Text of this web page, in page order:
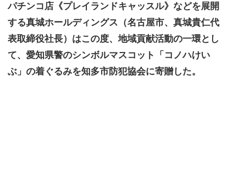
パチンコ店《プレイランドキャッスル》などを展開
する真城ホールディングス（名古屋市、真城貴仁代
表取締役社長）はこの度、地域貢献活動の一環とし
て、愛知県警のシンボルマスコット「コノハけい
ぶ」の着ぐるみを知多市防犯協会に寄贈した。